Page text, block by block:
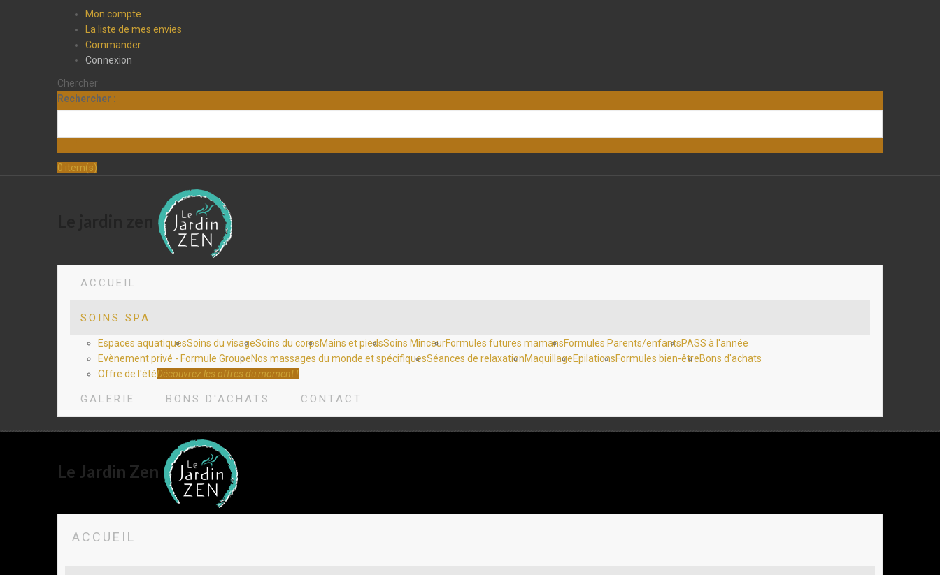
Mon compte
La liste de mes envies
Commander
Connexion
Chercher
Rechercher :
0 item(s)
ACCUEIL
SOINS SPA
Espaces aquatiquesSoins du visageSoins du corpsMains et piedsSoins MinceurFormules futures mamansFormules Parents/enfantsPASS à l'année
Evènement privé - Formule GroupeNos massages du monde et spécifiquesSéances de relaxationMaquillageEpilationsFormules bien-êtreBons d'achats
Offre de l'étéDécouvrez les offres du moment !
GALERIE BONS D'ACHATS CONTACT
Le Jardin Zen
ACCUEIL